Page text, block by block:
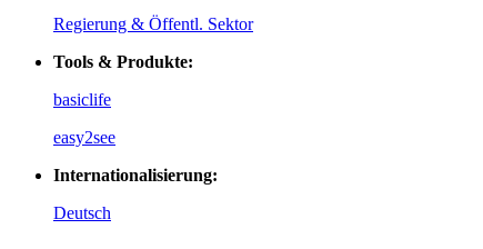
Regierung & Öffentl. Sektor
Tools & Produkte:
basiclife
easy2see
Internationalisierung:
Deutsch